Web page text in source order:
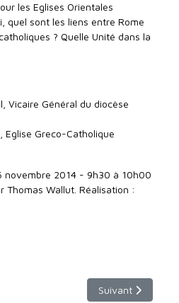
les Eglises Orientales
quel sont les liens entre Rome
? Quelle Unité dans la
Vicaire Général du diocèse
Eglise Greco-Catholique
novembre 2014 - 9h30 à 10h00
Thomas Wallut. Réalisation :
interreligieuse : "Etre jeune et
Article suivant :
Suivant